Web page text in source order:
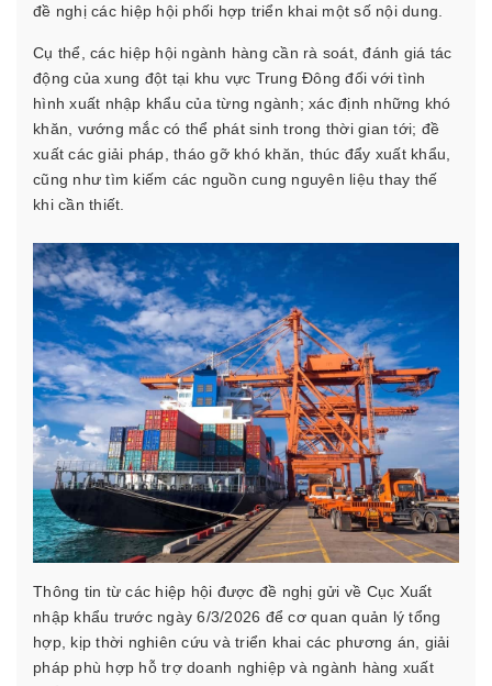
đề nghị các hiệp hội phối hợp triển khai một số nội dung.
Cụ thể, các hiệp hội ngành hàng cần rà soát, đánh giá tác
động của xung đột tại khu vực Trung Đông đối với tình
hình xuất nhập khẩu của từng ngành; xác định những khó
khăn, vướng mắc có thể phát sinh trong thời gian tới; đề
xuất các giải pháp, tháo gỡ khó khăn, thúc đẩy xuất khẩu,
cũng như tìm kiếm các nguồn cung nguyên liệu thay thế
khi cần thiết.
Thông tin từ các hiệp hội được đề nghị gửi về Cục Xuất
nhập khẩu trước ngày 6/3/2026 để cơ quan quản lý tổng
hợp, kịp thời nghiên cứu và triển khai các phương án, giải
pháp phù hợp hỗ trợ doanh nghiệp và ngành hàng xuất